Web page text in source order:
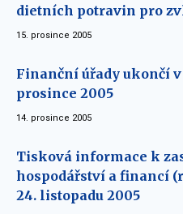
dietních potravin pro
15. prosince 2005
Finanční úřady ukončí
prosince 2005
14. prosince 2005
Tisková informace k
hospodářství a financí
24. listopadu 2005